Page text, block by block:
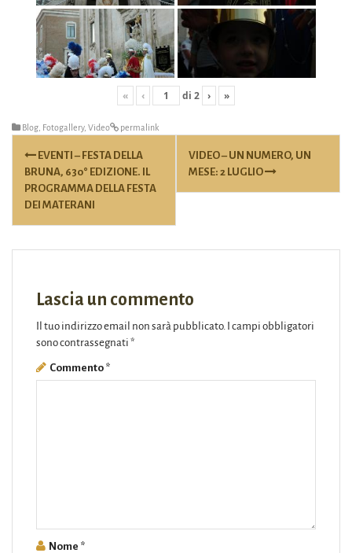
« ‹ di 2 › »
Blog Fotogallery, Video permalink
Post
navigation
EVENTI – FESTA DELLA
BRUNA, 630° EDIZIONE. IL
PROGRAMMA DELLA FESTA
DEI MATERANI
VIDEO – UN NUMERO, UN
MESE: 2 LUGLIO
Lascia un commento
Il tuo indirizzo email non sarà pubblicato. I campi obbligatori
sono contrassegnati *
Commento *
Nome *